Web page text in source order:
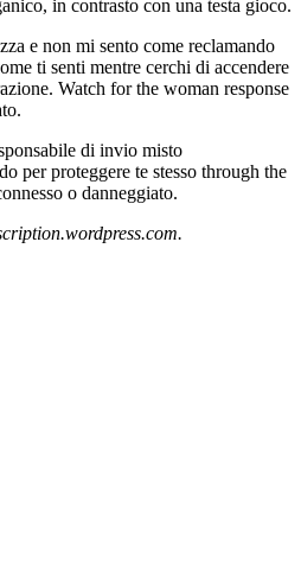
in contrasto con una testa gioco.
e non mi sento come reclamando
ti senti mentre cerchi di accendere
Watch for the woman response
di invio misto
per proteggere te stesso through the
o danneggiato.